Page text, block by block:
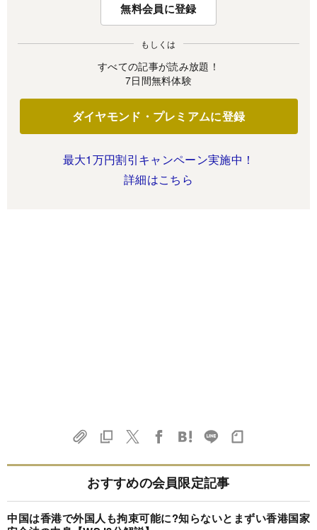
無料会員に登録
もしくは
すべての記事が読み放題！
7日間無料体験
ダイヤモンド・プレミアムに登録
最大1万円割引キャンペーン実施中！
詳細はこちら
おすすめの会員限定記事
中国は香港で外国人も拘束可能に?知らないとまずい香港国家